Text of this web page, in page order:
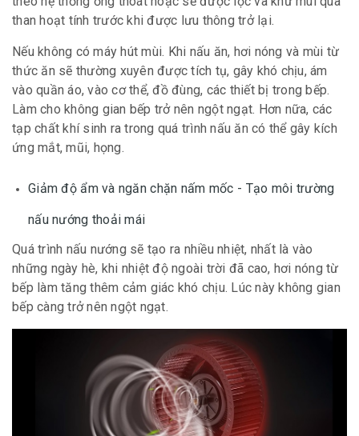
than hoạt tính trước khi được lưu thông trở lại.
Nếu không có máy hút mùi. Khi nấu ăn, hơi nóng và mùi từ
thức ăn sẽ thường xuyên được tích tụ, gây khó chịu, ám
vào quần áo, vào cơ thể, đồ đùng, các thiết bị trong bếp.
Làm cho không gian bếp trở nên ngột ngạt. Hơn nữa, các
tạp chất khí sinh ra trong quá trình nấu ăn có thể gây kích
ứng mắt, mũi, họng.
Giảm độ ẩm và ngăn chặn nấm mốc - Tạo môi trường
nấu nướng thoải mái
Quá trình nấu nướng sẽ tạo ra nhiều nhiệt, nhất là vào
những ngày hè, khi nhiệt độ ngoài trời đã cao, hơi nóng từ
bếp làm tăng thêm cảm giác khó chịu. Lúc này không gian
bếp càng trở nên ngột ngạt.